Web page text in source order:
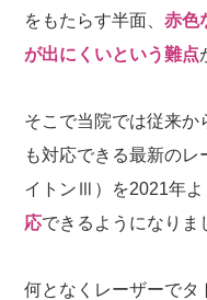
をもたらす半面、赤色
が出にくいという難点
そこで当院では従来か
も対応できる最新の
イトンⅢ）を2021年よ
応できるようになりま
何となくレーザーでタ